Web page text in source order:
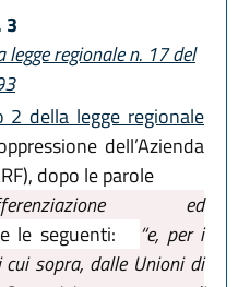
3
regionale n. 17 del
2 della legge regionale
dell’Azienda
dopo le parole
ed
le seguenti: “e, per i
sopra, dalle Unioni di